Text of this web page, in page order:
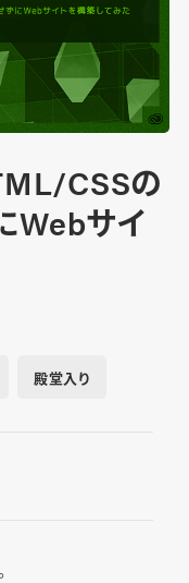
CSSの
Webサイ
殿堂入り